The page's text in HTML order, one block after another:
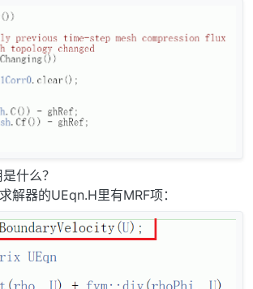
什么？
解器的UEqn.H里有MRF项：